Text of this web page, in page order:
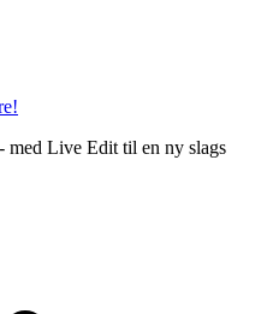
med Live Edit til en ny slags